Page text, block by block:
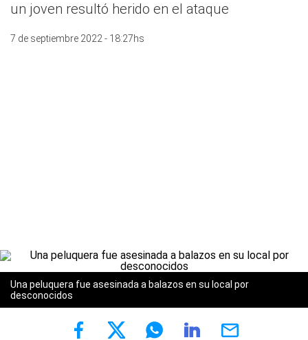
un joven resultó herido en el ataque
7 de septiembre 2022 - 18:27hs
Una peluquera fue asesinada a balazos en su local por
desconocidos